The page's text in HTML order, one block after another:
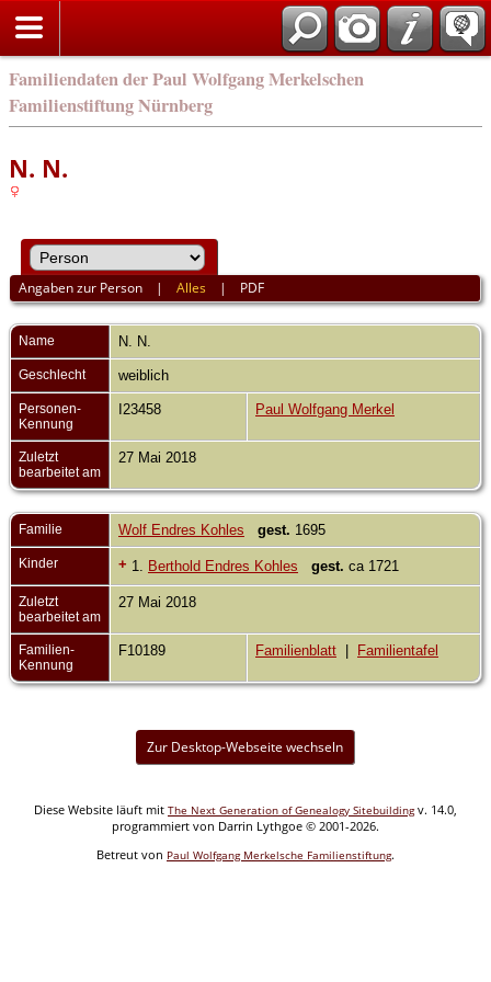
Familiendaten der Paul Wolfgang Merkelschen
Familienstiftung Nürnberg
N. N.
Angaben zur Person |Alles | PDF
Name N. N.
Geschlecht weiblich
Personen-
Kennung
I23458 Paul Wolfgang Merkel
Zuletzt
bearbeitet am
27 Mai 2018
Familie Wolf Endres Kohles gest. 1695
Kinder + 1. Berthold Endres Kohles gest. ca 1721
Zuletzt
bearbeitet am
27 Mai 2018
Familien-
Kennung
F10189 Familienblatt Familientafel
Zur Desktop-Webseite wechseln
Diese Website läuft mit The Next Generation of Genealogy Sitebuildingv. 14.0,
programmiert von Darrin Lythgoe © 2001-2026.
Betreut von Paul Wolfgang Merkelsche Familienstiftung.